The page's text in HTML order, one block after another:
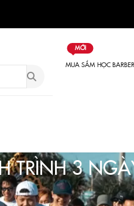
MUA SẮM
MỚI
HỌC BARBER
TRÌNH 3